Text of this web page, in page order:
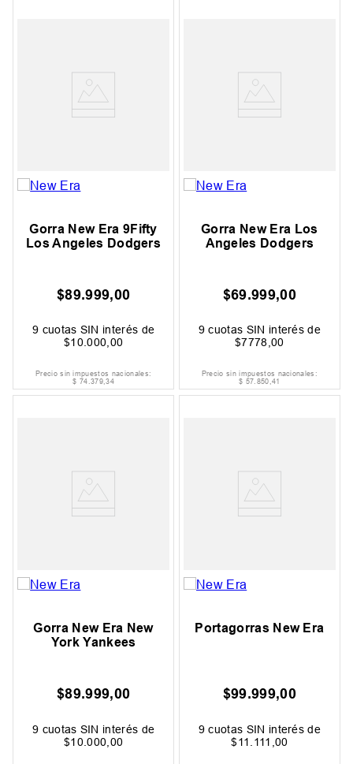
Gorra New Era 9Fifty
Los Angeles Dodgers
$89.999,00
9 cuotas SIN interés de
$10 .000 00
Precio sin impuestos nacionales:
$ 74.379,34
Gorra New Era Los
Angeles Dodgers
$69.999,00
9 cuotas SIN interés de
$7778 ,00
Precio sin impuestos nacionales:
$ 57.850,41
Gorra New Era New
York Yankees
$89.999,00
9 cuotas SIN interés de
$10 .000 00
Portagorras New Era
$99.999,00
9 cuotas SIN interés de
$11 111 00